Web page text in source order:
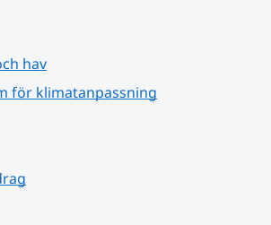
hav
för klimatanpassning